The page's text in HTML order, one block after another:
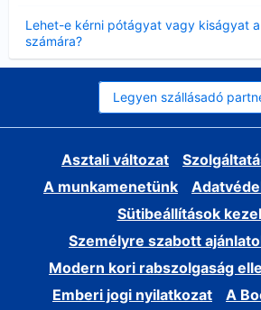
Lehet-e kérni pótágyat vagy kiságyat
számára?
Legyen szállásadó
Asztali változat
A munkamenetünk
Sütibeállítások
Személyre szabott
Modern kori rabszolgaság
Emberi jogi nyilatkozat
A